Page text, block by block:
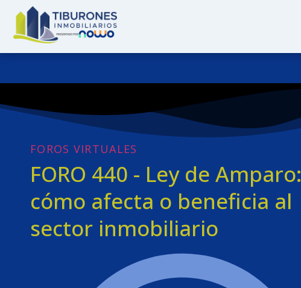
FOROS VIRTUALES :
FORO 440 - Ley de Amparo:
cómo afecta o beneficia al
sector inmobiliario